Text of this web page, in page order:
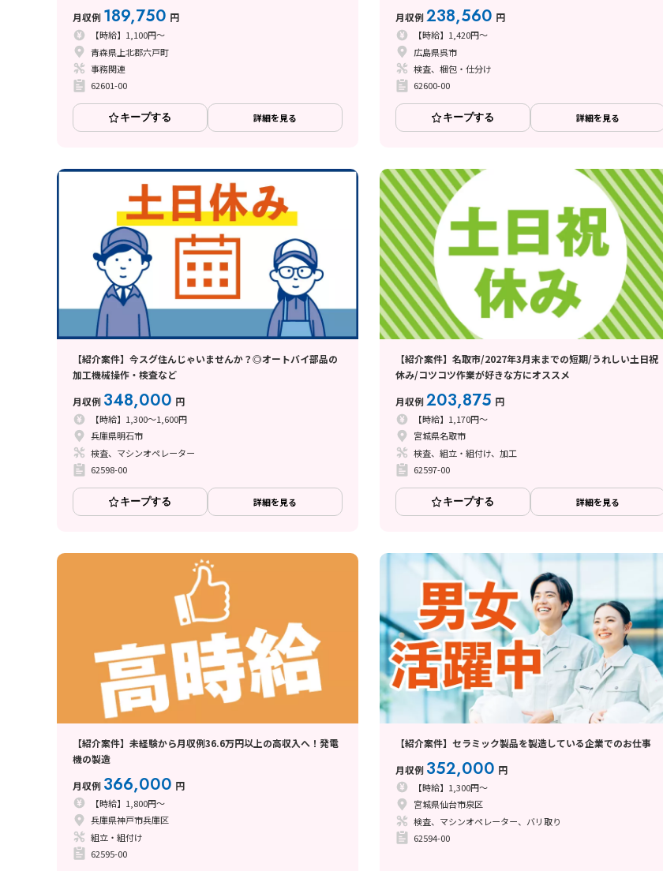
月収例 189,750 円
【時給】1,100円～
青森県上北郡六戸町
事務関連
62601-00
キープする 詳細を見る
月収例238,560 円
【時給】1,420円～
広島県呉市
検査、梱包・仕分け
62600-00
キープする 詳細を見る
【紹介案件】今スグ住んじゃいませんか？◎オートバイ部品の
加工機械操作・検査など
月収例 348,000 円
【時給】1,300～1,600円
兵庫県明石市
検査、マシンオペレーター
62598-00
キープする 詳細を見る
【紹介案件】名取市/2027年3月末までの短期/うれしい土日祝
休み/コツコツ作業が好きな方にオススメ
月収例203,875 円
【時給】1,170円～
宮城県名取市
検査、組立・組付け、加工
62597-00
キープする 詳細を見る
【紹介案件】未経験から月収例36.6万円以上の高収入へ！発電
機の製造
月収例 366,000 円
【時給】1,800円～
兵庫県神戸市兵庫区
組立・組付け
62595-00
【紹介案件】セラミック製品を製造している企業でのお仕事
月収例 352,000 円
【時給】1,300円～
宮城県仙台市泉区
検査、マシンオペレーター、バリ取り
62594-00